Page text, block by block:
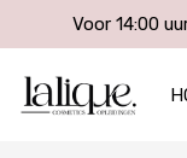
Voor 14:00